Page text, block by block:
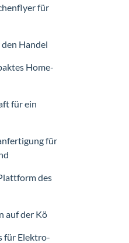
für
Handel
Home-
für ein
für
des
auf der Kö
für Elektro-